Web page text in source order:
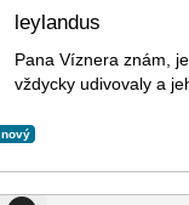
leylandus
Pana Víznera znám,
vždycky udivovaly a
nový